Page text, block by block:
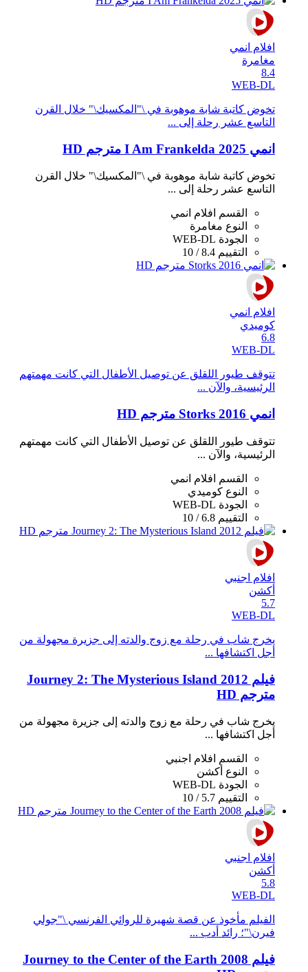
افلام انمي
مغامرة
8.4
WEB-DL
تخوض كاتبة شابة موهوبة في \"المكسيك\" خلال القرن
التاسع عشر رحلة إلى ...
انمي I Am Frankelda 2025 مترجم HD
تخوض كاتبة شابة موهوبة في \"المكسيك\" خلال القرن
التاسع عشر رحلة إلى ...
القسم
افلام انمي
النوع مغامرة
الجودة WEB-DL
التقييم 8.4 / 10
افلام انمي
كوميدي
6.8
WEB-DL
تتوقف طيور اللقلق عن توصيل اﻷطفال التي كانت مهمتهم
الرئيسية، والآن ...
انمي Storks 2016 مترجم HD
تتوقف طيور اللقلق عن توصيل اﻷطفال التي كانت مهمتهم
الرئيسية، والآن ...
القسم
افلام انمي
النوع كوميدي
الجودة WEB-DL
التقييم 6.8 / 10
افلام اجنبي
أكشن
5.7
WEB-DL
يخرج شاب في رحلة مع زوج والدته إلى جزيرة مجهولة من
أجل اكتشافها ...
فيلم Journey 2: The Mysterious Island 2012
مترجم HD
يخرج شاب في رحلة مع زوج والدته إلى جزيرة مجهولة من
أجل اكتشافها ...
القسم
افلام اجنبي
النوع أكشن
الجودة WEB-DL
التقييم 5.7 / 10
افلام اجنبي
أكشن
5.8
WEB-DL
الفيلم مأخوذ عن قصة شهيرة للروائي الفرنسي \"جولي
فيرن\"؛ رائد أدب ...
فيلم Journey to the Center of the Earth 2008